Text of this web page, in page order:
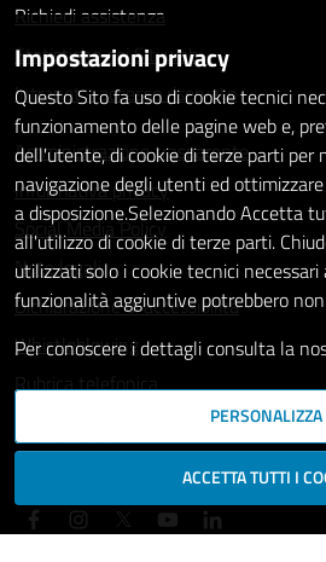
Richiedi assistenza
Statistiche dei Siti web
Intranet - accesso riservato
Amministrazione trasparente
Informativa privacy
Social Media Policy
Note legali
Dichiarazione di accessibilità
Whistleblowing
Rubrica telefonica
SEGUICI SU
Impostazioni privacy
Questo Sito fa uso di cookie tecnici
funzionamento delle pagine web e,
dell'utente, di cookie di terze parti per
navigazione degli utenti ed
a disposizione.Selezionando Accetta
all'utilizzo di cookie di terze parti.
utilizzati solo i cookie tecnici
funzionalità aggiuntive potrebbero
Per conoscere i dettagli consulta la
PERSONALIZZA
ACCETTA TUTTI I